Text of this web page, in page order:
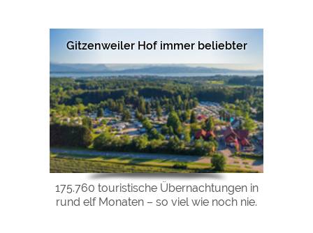
Gitzenweiler Hof immer beliebter
175.760 touristische Übernachtungen in
rund elf Monaten – so viel wie noch nie.